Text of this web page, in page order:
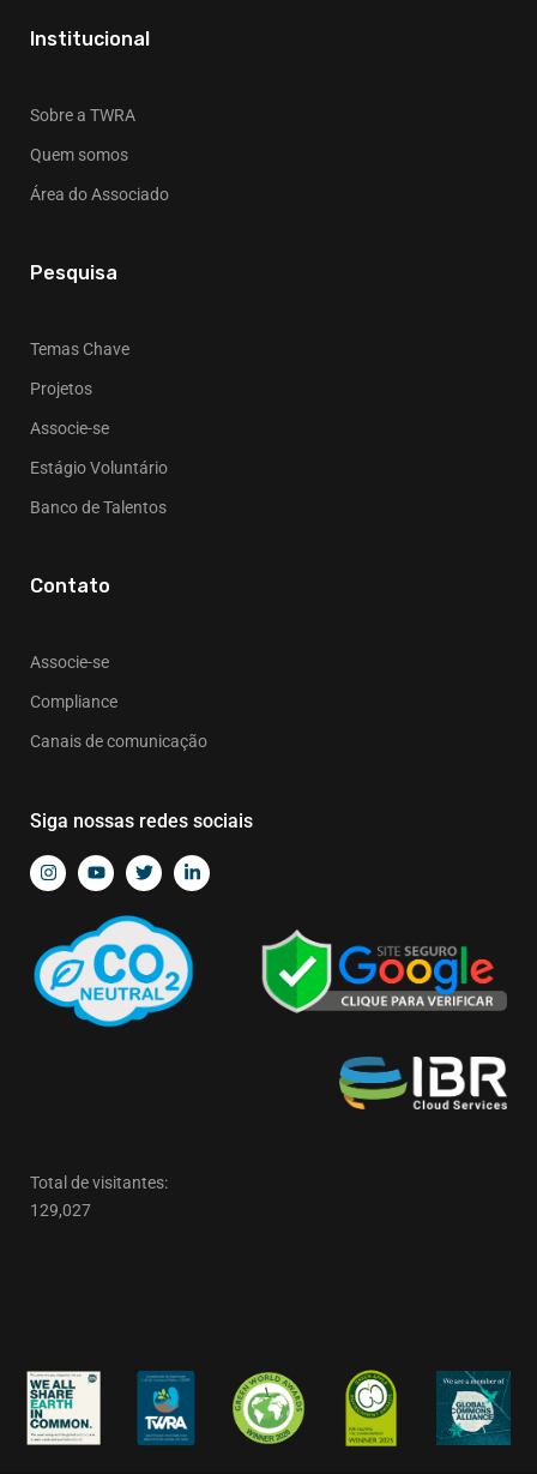
Institucional
Sobre a TWRA
Quem somos
Área do Associado
Pesquisa
Temas Chave
Projetos
Associe-se
Estágio Voluntário
Banco de Talentos
Contato
Associe-se
Compliance
Canais de comunicação
Siga nossas redes sociais
Total de visitantes:
129,027